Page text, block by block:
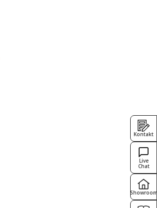
Kontakt
Live
Chat
Showroom